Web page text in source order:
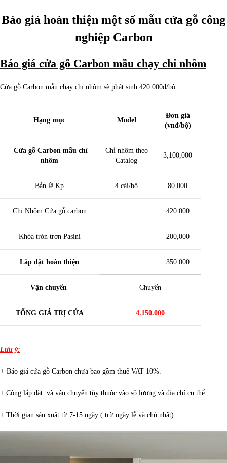
Báo giá hoàn thiện một số mẫu cửa gỗ công
nghiệp Carbon
Báo giá cửa gỗ Carbon mẫu chạy chỉ nhôm
Cửa gỗ Carbon mẫu chạy chỉ nhôm sẽ phát sinh 420.000đ/bộ.
Hạng mục Model
Đơn giá
(vnđ/bộ)
Cửa gỗ Carbon mẫu chỉ
nhôm
Chỉ nhôm theo
Catalog
3,100,000
Bản lề Kp 4 cái/bộ 80.000
Chỉ Nhôm Cửa gỗ carbon 420.000
Khóa tròn trơn Pasini 200,000
Lắp đặt hoàn thiện 350.000
Vận chuyển Chuyến
TỔNG GIÁ TRỊ CỬA 4.150.000
Lưu ý:
+ Báo giá cửa gỗ Carbon chưa bao gồm thuế VAT 10%.
+ Công lắp đặt và vận chuyển tùy thuộc vào số lượng và địa chỉ cụ thể.
+ Thời gian sản xuất từ 7-15 ngày ( trừ ngày lễ và chủ nhật).